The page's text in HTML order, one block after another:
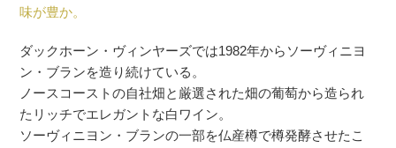
味が豊か。
ダックホーン・ヴィンヤーズでは1982年からソーヴィニヨ
ン・ブランを造り続けている。
ノースコーストの自社畑と厳選された畑の葡萄から造られ
たリッチでエレガントな白ワイン。
ソーヴィニヨン・ブランの一部を仏産樽で樽発酵させたこ